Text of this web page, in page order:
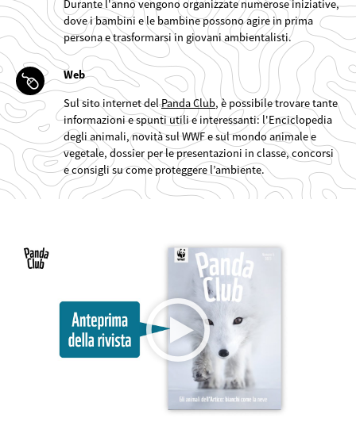
Durante l'anno vengono organizzate numerose iniziative,
dove i bambini e le bambine possono agire in prima
persona e trasformarsi in giovani ambientalisti.
Web
Sul sito internet delPanda Club, è possibile trovare tante
informazioni e spunti utili e interessanti: l'Enciclopedia
degli animali, novità sul WWF e sul mondo animale e
vegetale, dossier per le presentazioni in classe, concorsi
e consigli su come proteggere l’ambiente.